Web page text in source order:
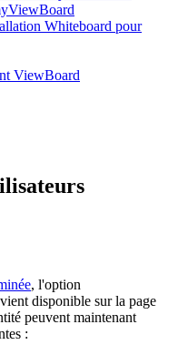
Whiteboard pour
ViewBoard
, l'option
disponible sur la page
peuvent maintenant
: